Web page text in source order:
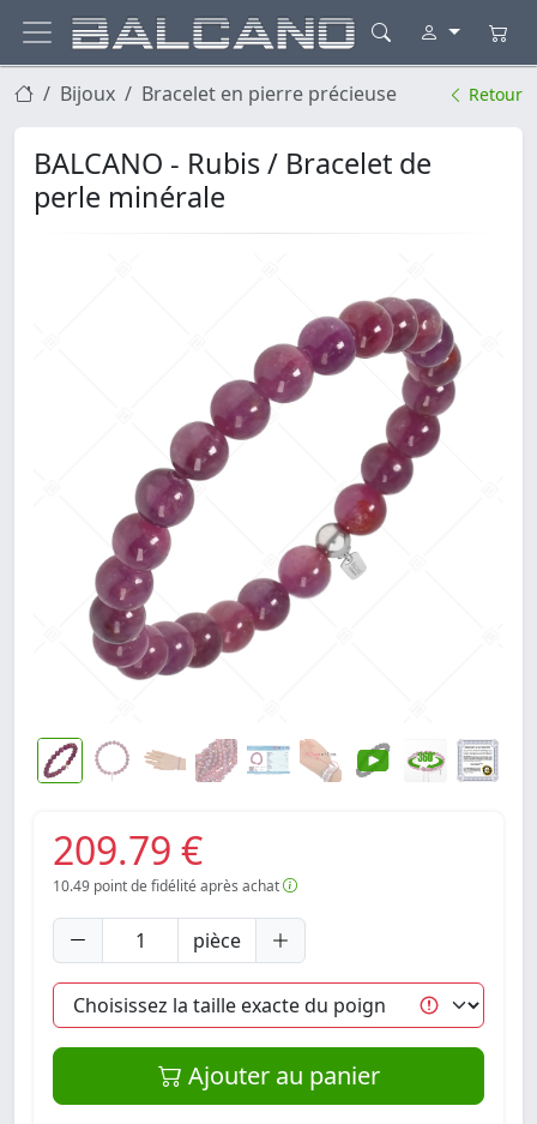
Bijoux Bracelet en pierre précieuse Retour
BALCANO - Rubis / Bracelet de
perle minérale
209.79 €
10.49 point de fidélité après achat
pièce
Ajouter au panier